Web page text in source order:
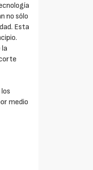
no sólo
Esta
la
medio